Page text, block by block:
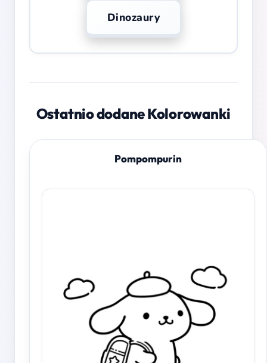
Dinozaury
Ostatnio dodane Kolorowanki
Pompompurin